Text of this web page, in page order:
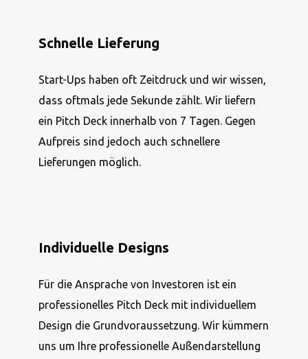
Schnelle Lieferung
Start-Ups haben oft Zeitdruck und wir wissen,
dass oftmals jede Sekunde zählt. Wir liefern
ein Pitch Deck innerhalb von 7 Tagen. Gegen
Aufpreis sind jedoch auch schnellere
Lieferungen möglich.
Individuelle Designs
Für die Ansprache von Investoren ist ein
professionelles Pitch Deck mit individuellem
Design die Grundvoraussetzung. Wir kümmern
uns um Ihre professionelle Außendarstellung